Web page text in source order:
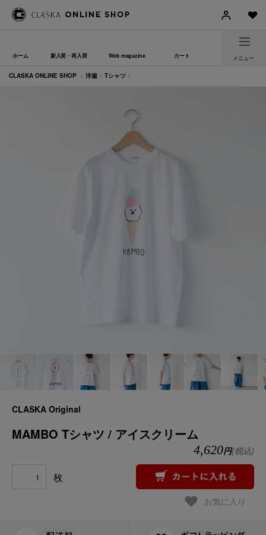
ホーム 新入荷・再入荷 Web magazine カート メニュー
CLASKA ONLINE SHOP > 洋服 > Tシャツ >
CLASKA Original
MAMBO Tシャツ / アイスクリーム
4,620円(税込)
枚
お気に入り